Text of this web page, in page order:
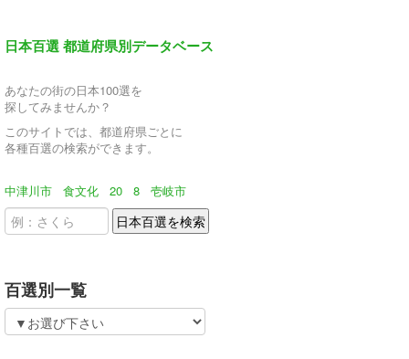
日本百選 都道府県別データベース
あなたの街の日本100選を
探してみませんか？
このサイトでは、都道府県ごとに
各種百選の検索ができます。
中津川市 食文化 20 8 壱岐市
百選別一覧